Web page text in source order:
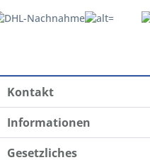
Kontakt
Informationen
Gesetzliches